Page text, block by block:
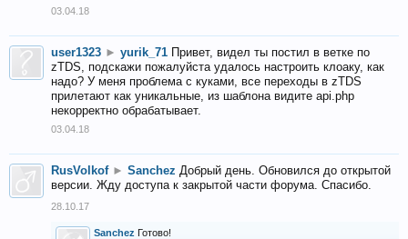
03.04.18
user1323 ► yurik_71 Привет, видел ты постил в ветке по
zTDS, подскажи пожалуйста удалось настроить клоаку, как
надо? У меня проблема с куками, все переходы в zTDS
прилетают как уникальные, из шаблона видите api.php
некорректно обрабатывает.
03.04.18
RusVolkof ► Sanchez Добрый день. Обновился до открытой
версии. Жду доступа к закрытой части форума. Спасибо.
28.10.17
Sanchez Готово!